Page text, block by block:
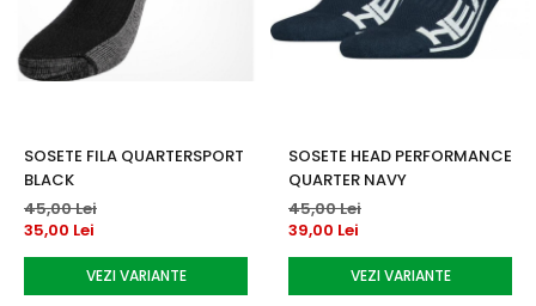
SOSETE FILA QUARTERSPORT
BLACK
45,00 Lei
35,00 Lei
VEZI VARIANTE
SOSETE HEAD PERFORMANCE
QUARTER NAVY
45,00 Lei
39,00 Lei
VEZI VARIANTE